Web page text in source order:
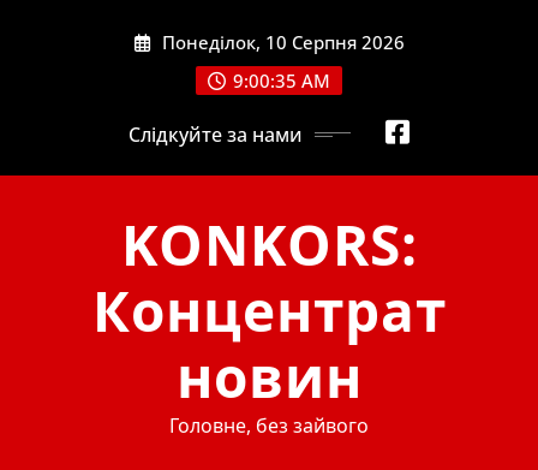
Понеділок, 10 Серпня 2026
9:00:35 AM
Слідкуйте за нами
KONKORS:
Концентрат
новин
Головне, без зайвого